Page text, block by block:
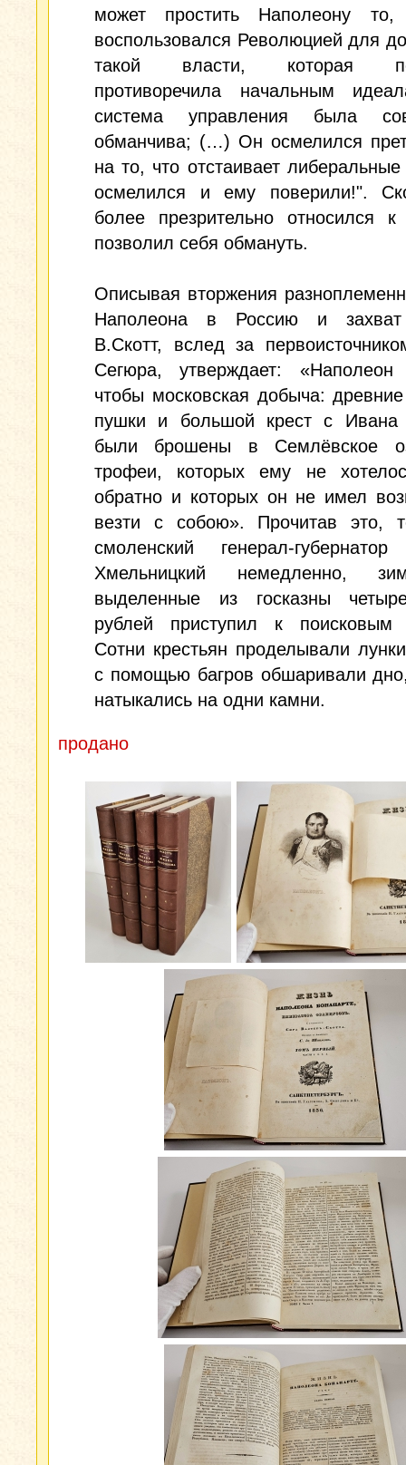
может простить Наполеону
воспользовался Революцией для
такой власти, которая
противоречила начальным
система управления была
обманчива; (…) Он осмелился
на то, что отстаивает
осмелился и ему поверили!".
более презрительно относился
позволил себя обмануть.
Описывая вторжения
Наполеона в Россию и
В.Скотт, вслед за
Сегюра, утверждает: «Наполеон
чтобы московская добыча:
пушки и большой крест с Ивана
были брошены в Семлёвское
трофеи, которых ему не
обратно и которых он не имел
везти с собою». Прочитав это,
смоленский генерал-
Хмельницкий немедленно,
выделенные из госказны
рублей приступил к поисковым
Сотни крестьян проделывали
с помощью багров обшаривали
натыкались на одни камни.
продано